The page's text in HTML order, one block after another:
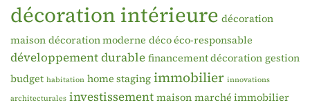
décoration intérieure décoration
maison décoration moderne déco éco-responsable
développement durable financement décoration gestion
budget habitation home staging immobilier innovations
architecturales investissement maison marché immobilier